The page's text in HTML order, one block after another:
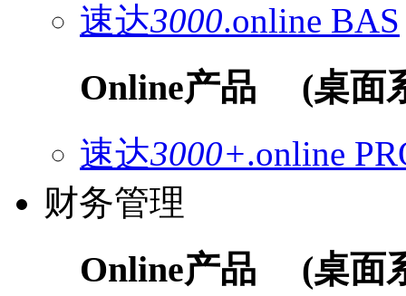
速达3000.online BAS
Online产品 (桌面
速达3000+.online
财务管理
Online产品 (桌面